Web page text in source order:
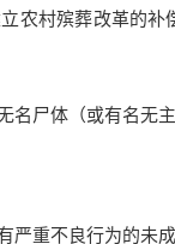
农村殡葬改革的
尸体（或有名无
重不良行为的未